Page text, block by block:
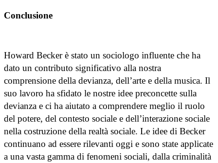
Conclusione
Howard Becker è stato un sociologo influente che ha
dato un contributo significativo alla nostra
comprensione della devianza, dell’arte e della musica. Il
suo lavoro ha sfidato le nostre idee preconcette sulla
devianza e ci ha aiutato a comprendere meglio il ruolo
del potere, del contesto sociale e dell’interazione sociale
nella costruzione della realtà sociale. Le idee di Becker
continuano ad essere rilevanti oggi e sono state applicate
a una vasta gamma di fenomeni sociali, dalla criminalità